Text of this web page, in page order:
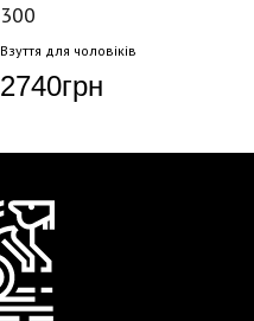
300
Взуття для чоловіків
2740грн